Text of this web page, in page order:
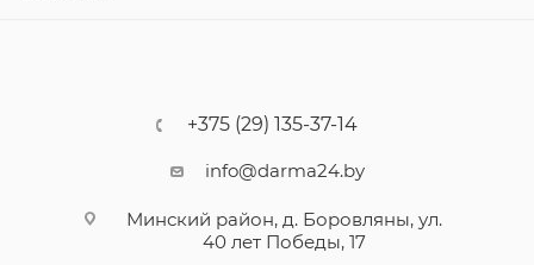
+375 (29) 135-37-14
info@darma24.by
Минский район, д. Боровляны, ул.
40 лет Победы, 17